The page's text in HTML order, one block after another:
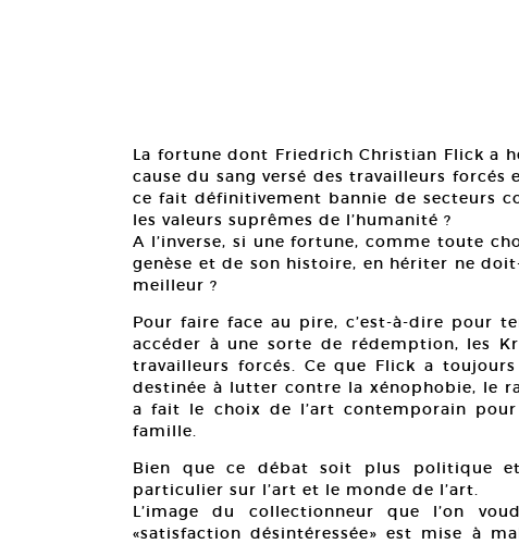
La fortune dont Friedrich Christian Flick a
cause du sang versé des travailleurs
ce fait définitivement bannie de secteurs
les valeurs suprêmes de l’humanité ?
A l’inverse, si une fortune, comme toute
genèse et de son histoire, en hériter ne
meilleur ?
Pour faire face au pire, c’est-à-dire pour
accéder à une sorte de rédemption, les
travailleurs forcés. Ce que Flick a
destinée à lutter contre la xénophobie, le
a fait le choix de l’art contemporain
famille.
Bien que ce débat soit plus politique
particulier sur l’art et le monde de l’art.
L’image du collectionneur que l’on
«satisfaction désintéressée» est mise à